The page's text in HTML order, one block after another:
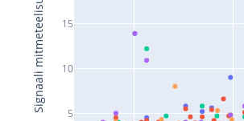
5
10
15
Signaali mitmeteelisus (cm)